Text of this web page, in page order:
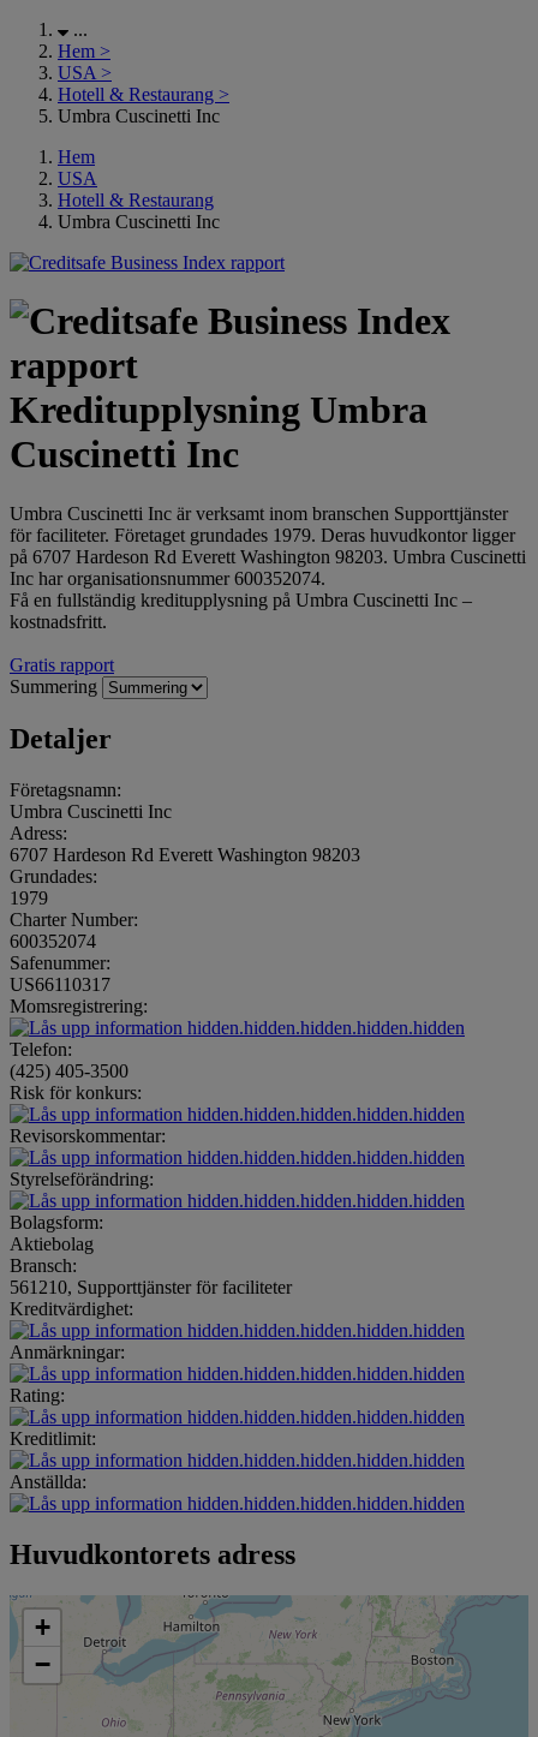
...
Hem >
USA >
Hotell & Restaurang >
Umbra Cuscinetti Inc
Hem
USA
Hotell & Restaurang
Umbra Cuscinetti Inc
Kreditupplysning Umbra
Cuscinetti Inc
Umbra Cuscinetti Inc är verksamt inom branschen Supporttjänster
för faciliteter. Företaget grundades 1979. Deras huvudkontor ligger
på 6707 Hardeson Rd Everett Washington 98203. Umbra Cuscinetti
Inc har organisationsnummer 600352074.
Få en fullständig kreditupplysning på Umbra Cuscinetti Inc –
kostnadsfritt.
Gratis rapport
Summering
Detaljer
Företagsnamn:
Umbra Cuscinetti Inc
Adress:
6707 Hardeson Rd Everett Washington 98203
Grundades:
1979
Charter Number:
600352074
Safenummer:
US66110317
Momsregistrering:
hidden.hidden.hidden.hidden.hidden
Telefon:
(425) 405-3500
Risk för konkurs:
hidden.hidden.hidden.hidden.hidden
Revisorskommentar:
hidden.hidden.hidden.hidden.hidden
Styrelseförändring:
hidden.hidden.hidden.hidden.hidden
Bolagsform:
Aktiebolag
Bransch:
561210, Supporttjänster för faciliteter
Kreditvärdighet:
hidden.hidden.hidden.hidden.hidden
Anmärkningar:
hidden.hidden.hidden.hidden.hidden
Rating:
hidden.hidden.hidden.hidden.hidden
Kreditlimit:
hidden.hidden.hidden.hidden.hidden
Anställda:
hidden.hidden.hidden.hidden.hidden
Huvudkontorets adress
+
−